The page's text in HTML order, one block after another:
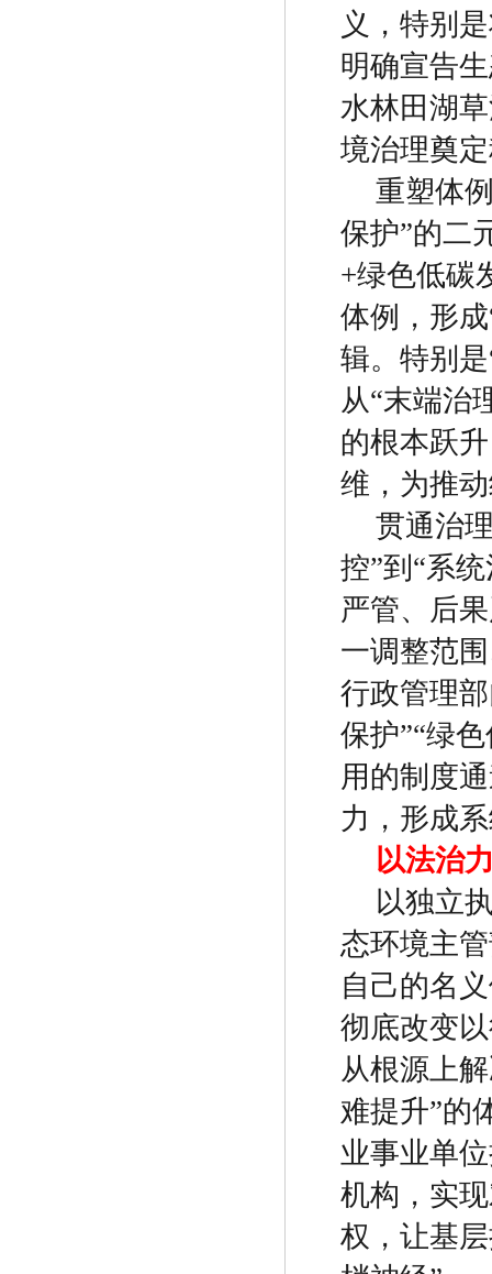
义，特别
明确宣告
水林田湖
境治理奠
重塑体
保护”的二
+绿色低碳
体例，形成
辑。特别是
从“末端治
的根本跃
维，为推
贯通治
控”到 “系
严管、后
一调整范
行政管理
保护”“绿
用的制度
力，形成
以法治
以独立
态环境主
自己的名
彻底改变
从根源上
难提升”的
业事业单
机构，实
权，让基